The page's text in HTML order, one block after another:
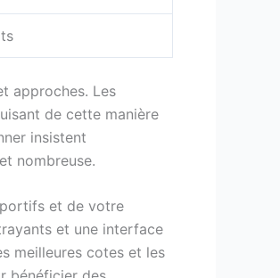
approches. Les
de cette manière
insistent
nombreuse.
et de votre
et une interface
meilleures cotes et les